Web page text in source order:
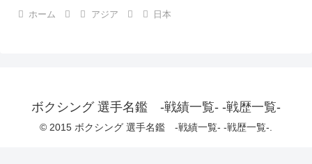
ホーム アジア 日本
ボクシング 選手名鑑 -戦績一覧- -戦歴一覧-
© 2015 ボクシング 選手名鑑 -戦績一覧- -戦歴一覧-.